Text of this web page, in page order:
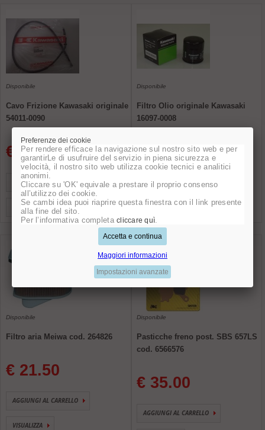
Disponibile
Cavo Frizione Kawasaki originale
54011-0090
€ 30.00
AGGIUNGI AL CARRELLO
VISUALIZZA
Disponibile
Filtro Olio originale Kawasaki
16097-0008
€ 15.00
AGGIUNGI AL CARRELLO
VISUALIZZA
Disponibile
Filtro aria Meiwa cod. 264826
€ 21.50
AGGIUNGI AL CARRELLO
VISUALIZZA
Disponibile
Pasticche freno post. SBS 657LS
cod. 6566576
€ 35.00
AGGIUNGI AL CARRELLO
Preferenze dei cookie
Per rendere efficace la navigazione sul nostro sito web e per
garantirLe di usufruire del servizio in piena sicurezza e
velocità, il nostro sito web utilizza cookie tecnici e analitici
anonimi.
Cliccare su 'OK' equivale a prestare il proprio consenso
all’utilizzo dei cookie.
Se cambi idea puoi riaprire questa finestra con il link presente
alla fine del sito.
Per l’informativa completacliccare quì.
Maggiori informazioni